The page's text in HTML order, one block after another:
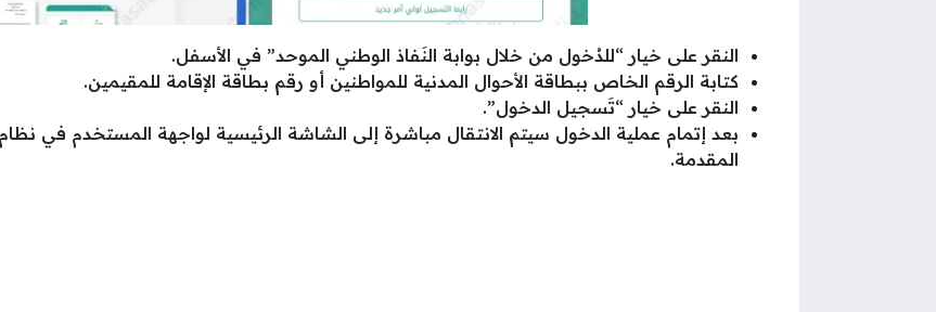
النقر على خيار “للدُخول من خلال بوابة النَفاذ الوطني الموحد” في الأسفل.
كتابة الرقم الخاص ببطاقة الأحوال المدنية للمواطنين أو رقم بطاقة الإقامة للمقيمين.
النقر على خيار “تَسجيل الدخول”.
بعد إتمام عملية الدخول سيتم الانتقال مباشرة إلى الشاشة الرئيسية لواجهة المستخدم في
المقدمة.